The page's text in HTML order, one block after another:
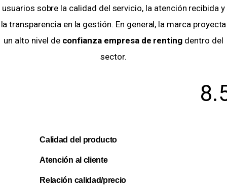
usuarios sobre la calidad del servicio, la atención recibida y
la transparencia en la gestión. En general, la marca proyecta
un alto nivel de confianza empresa de renting dentro del
sector.
Calidad del producto
Atención al cliente
Relación calidad/precio